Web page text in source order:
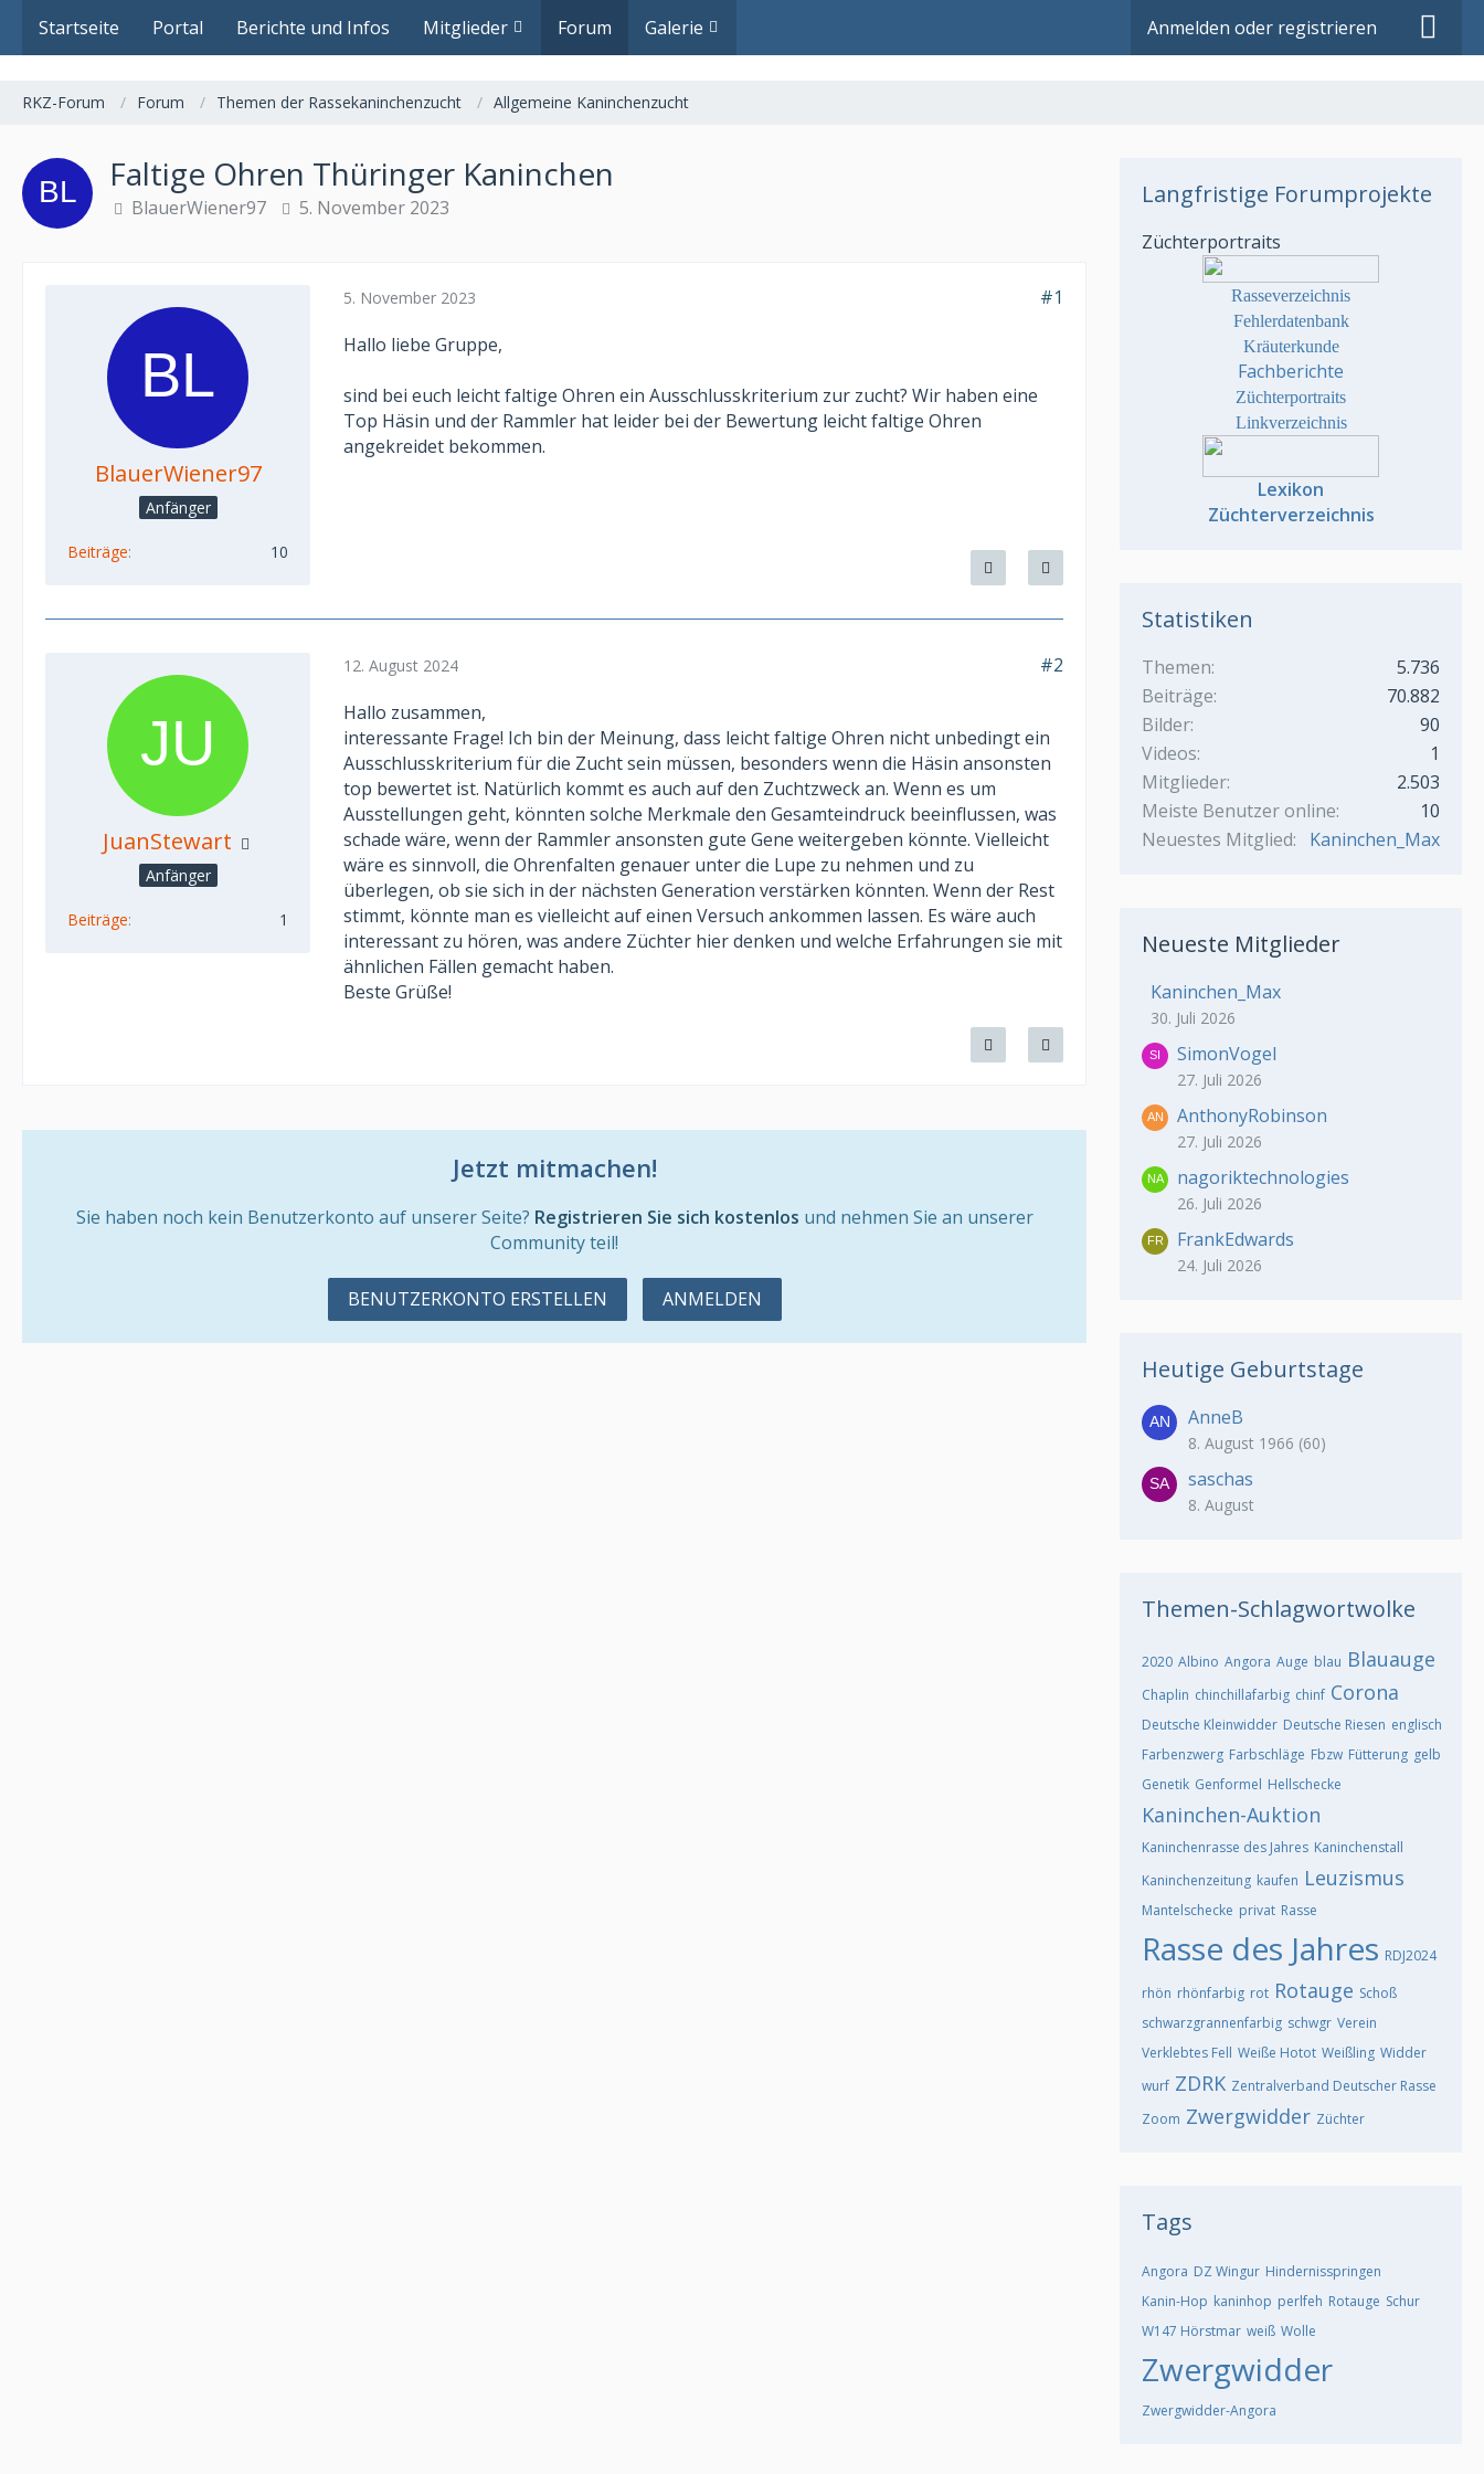
Startseite Portal Berichte und Infos Mitglieder Forum Galerie Anmelden oder registrieren
RKZ-Forum Forum Themen der Rassekaninchenzucht Allgemeine Kaninchenzucht
Faltige Ohren Thüringer Kaninchen
BlauerWiener97 5. November 2023
BlauerWiener97
Anfänger
Beiträge 10
5. November 2023
#1
Hallo liebe Gruppe,
sind bei euch leicht faltige Ohren ein Ausschlusskriterium zur zucht? Wir haben eine
Top Häsin und der Rammler hat leider bei der Bewertung leicht faltige Ohren
angekreidet bekommen.
JuanStewart
Anfänger
Beiträge 1
12. August 2024
#2
Hallo zusammen,
interessante Frage! Ich bin der Meinung, dass leicht faltige Ohren nicht unbedingt ein
Ausschlusskriterium für die Zucht sein müssen, besonders wenn die Häsin ansonsten
top bewertet ist. Natürlich kommt es auch auf den Zuchtzweck an. Wenn es um
Ausstellungen geht, könnten solche Merkmale den Gesamteindruck beeinflussen, was
schade wäre, wenn der Rammler ansonsten gute Gene weitergeben könnte. Vielleicht
wäre es sinnvoll, die Ohrenfalten genauer unter die Lupe zu nehmen und zu
überlegen, ob sie sich in der nächsten Generation verstärken könnten. Wenn der Rest
stimmt, könnte man es vielleicht auf einen Versuch ankommen lassen. Es wäre auch
interessant zu hören, was andere Züchter hier denken und welche Erfahrungen sie mit
ähnlichen Fällen gemacht haben.
Beste Grüße!
Jetzt mitmachen!
Sie haben noch kein Benutzerkonto auf unserer Seite? Registrieren Sie sich kostenlos und nehmen Sie an unserer
Community teil!
BENUTZERKONTO ERSTELLEN ANMELDEN
Langfristige Forumprojekte
Züchterportraits
Rasseverzeichnis
Fehlerdatenbank
Kräuterkunde
Fachberichte
Züchterportraits
Linkverzeichnis
Lexikon
Züchterverzeichnis
Statistiken
Themen
5.736
Beiträge
70.882
Bilder
90
Videos
1
Mitglieder
2.503
Meiste Benutzer online
10
Neuestes Mitglied
Kaninchen_Max
Neueste Mitglieder
Kaninchen_Max
30. Juli 2026
SimonVogel
27. Juli 2026
AnthonyRobinson
27. Juli 2026
nagoriktechnologies
26. Juli 2026
FrankEdwards
24. Juli 2026
Heutige Geburtstage
AnneB
8. August 1966 (60)
saschas
8. August
Themen-Schlagwortwolke
2020 Albino Angora Auge blau Blauauge
Chaplin chinchillafarbig chinf Corona
Deutsche Kleinwidder Deutsche Riesen englisch
Farbenzwerg Farbschläge Fbzw Fütterung gelb
Genetik Genformel Hellschecke
Kaninchen-Auktion
Kaninchenrasse des Jahres Kaninchenstall
Kaninchenzeitung kaufen Leuzismus
Mantelschecke privat Rasse
Rasse des Jahres RDJ2024
rhön rhönfarbig rot Rotauge Schoß
schwarzgrannenfarbig schwgr Verein
Verklebtes Fell Weiße Hotot Weißling Widder
wurf ZDRK Zentralverband Deutscher Rasse
Zoom Zwergwidder Züchter
Tags
Angora DZ Wingur Hindernisspringen
Kanin-Hop kaninhop perlfeh Rotauge Schur
W147 Hörstmar weiß Wolle
Zwergwidder
Zwergwidder-Angora